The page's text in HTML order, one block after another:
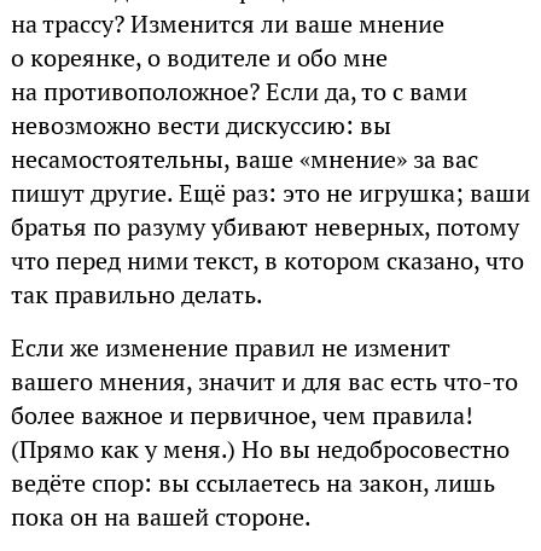
на трассу? Изменится ли ваше мнение
о кореянке, о водителе и обо мне
на противоположное? Если да, то с вами
невозможно вести дискуссию: вы
несамостоятельны, ваше «мнение» за вас
пишут другие. Ещё раз: это не игрушка; ваши
братья по разуму убивают неверных, потому
что перед ними текст, в котором сказано, что
так правильно делать.
Если же изменение правил не изменит
вашего мнения, значит и для вас есть что-то
более важное и первичное, чем правила!
(Прямо как у меня.) Но вы недобросовестно
ведёте спор: вы ссылаетесь на закон, лишь
пока он на вашей стороне.